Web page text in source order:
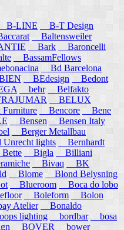
B-LINE
B-T Design
Baltensweiler
Bark
Baroncelli
BassamFellows
Bd Barcelona
BEdesign
Bedont
behr
Belfakto
BELUX
Bencore
Bene
Bensen
Bensen Italy
Berger Metallbau
lights
Bernhardt
Bigla
Billiani
Bivaq
BK
Blome Blond Belysning
Blueroom
Boca do lobo
Boleform
Bolon
Atelier
Bonaldo
lighting bordbar
bosa
BOVER
bower